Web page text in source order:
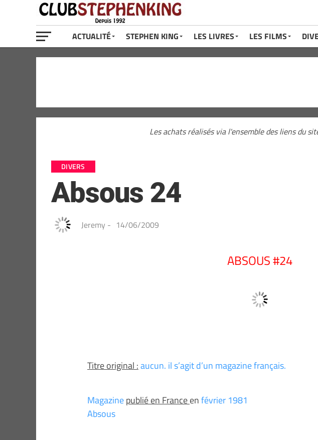
ACTUALITÉ STEPHEN KING LES LIVRES LES FILMS
Les achats réalisés via l'ensemble des liens du
DIVERS
Absous 24
Jeremy - 14/06/2009
ABSOUS #24
Titre original :aucun. il s’agit d’un magazine français.
Magazinepublié en Franceenfévrier 1981
Absous